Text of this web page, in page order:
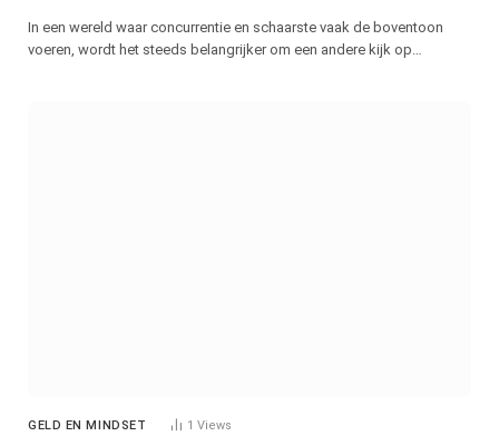
In een wereld waar concurrentie en schaarste vaak de boventoon
voeren, wordt het steeds belangrijker om een andere kijk op…
GELD EN MINDSET 1Views